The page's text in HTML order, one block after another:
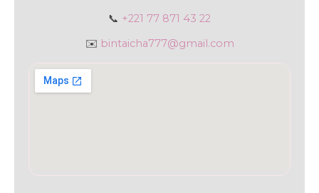
📞 +221 77 871 43 22
✉️ bintaicha777@gmail.com